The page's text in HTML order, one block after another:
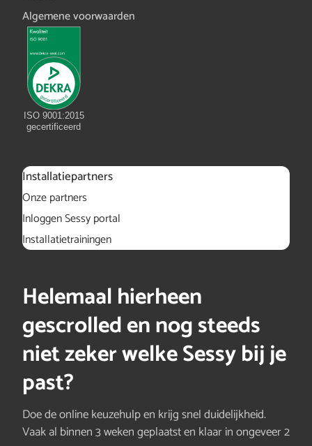
Algemene voorwaarden
ISO 9001:2015
gecertificeerd
Installatiepartners
Onze partners
Inloggen Sessy portal
Installatietrainingen
Helemaal hierheen
gescrolled en nog steeds
niet zeker welke Sessy bij je
past?
Doe de online keuzehulp en krijg snel duidelijkheid.
Vaak al binnen 3 weken geplaatst en klaar in ongeveer 2